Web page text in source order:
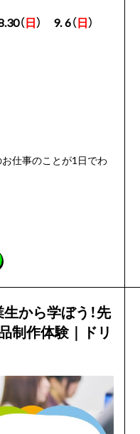
（日） 9. 6（日）
仕事のことが1日でわ
から学ぼう！先
制作体験｜ドリ